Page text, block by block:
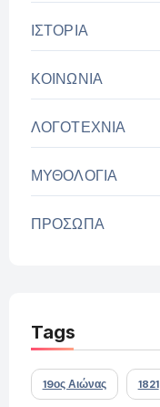
ΙΣΤΟΡΙΑ
ΚΟΙΝΩΝΙΑ
ΛΟΓΟΤΕΧΝΙΑ
ΜΥΘΟΛΟΓΙΑ
ΠΡΟΣΩΠΑ
Tags
19ος Αιώνας 1821